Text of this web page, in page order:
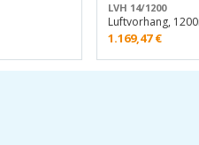
LVH 14/1200
Luftvorhang,
1.169,47€